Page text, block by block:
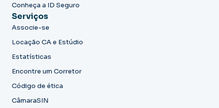
Conheça a ID Seguro
Serviços
Associe-se
Locação CA e Estúdio
Estatísticas
Encontre um Corretor
Código de ética
CâmaraSIN